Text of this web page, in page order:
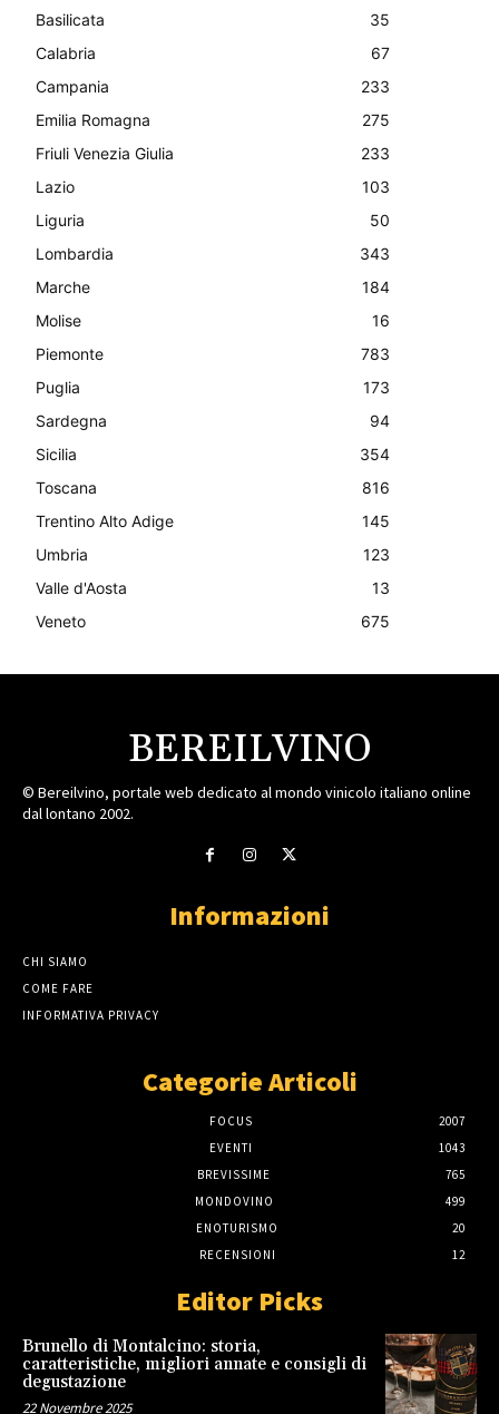
Basilicata
35
Calabria
67
Campania
233
Emilia Romagna
275
Friuli Venezia Giulia
233
Lazio
103
Liguria
50
Lombardia
343
Marche
184
Molise
16
Piemonte
783
Puglia
173
Sardegna
94
Sicilia
354
Toscana
816
Trentino Alto Adige
145
Umbria
123
Valle d'Aosta
13
Veneto
675
BEREILVINO
© Bereilvino, portale web dedicato al mondo vinicolo italiano online
dal lontano 2002.
Informazioni
CHI SIAMO
COME FARE
INFORMATIVA PRIVACY
Categorie Articoli
FOCUS
2007
EVENTI
1043
BREVISSIME
765
MONDOVINO
499
ENOTURISMO
20
RECENSIONI
12
Editor Picks
Brunello di Montalcino: storia,
caratteristiche, migliori annate e consigli di
degustazione
22 Novembre 2025